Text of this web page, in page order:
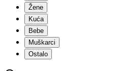
Žene
Kuća
Bebe
Muškarci
Ostalo